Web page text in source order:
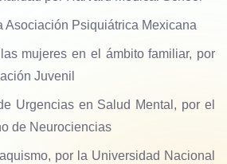
Asociación Psiquiátrica Mexicana
mujeres en el ámbito familiar, por
Juvenil
Urgencias en Salud Mental, por el
de Neurociencias
por la Universidad Nacional